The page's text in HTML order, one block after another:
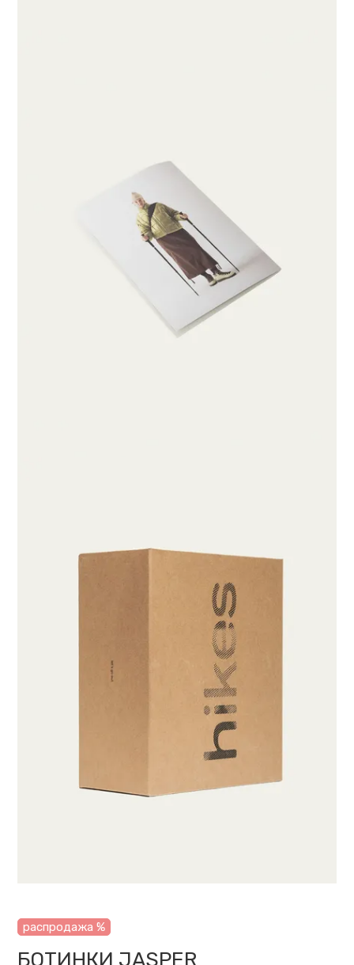
распродажа %
БОТИНКИ JASPER